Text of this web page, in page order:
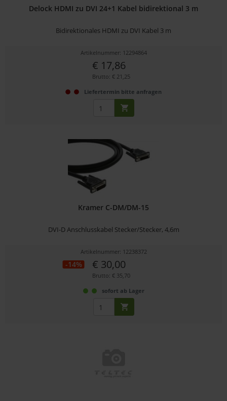
Delock HDMI zu DVI 24+1 Kabel bidirektional 3 m
Bidirektionales HDMI zu DVI Kabel 3 m
Artikelnummer: 12294864
€ 17,86
Brutto: € 21,25
Liefertermin bitte anfragen
Kramer C-DM/DM-15
DVI-D Anschlusskabel Stecker/Stecker, 4,6m
Artikelnummer: 12238372
-14% € 30,00
Brutto: € 35,70
sofort ab Lager